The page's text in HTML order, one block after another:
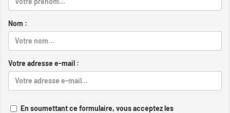
Nom :
Votre adresse e-mail :
En soumettant ce formulaire, vous acceptez les